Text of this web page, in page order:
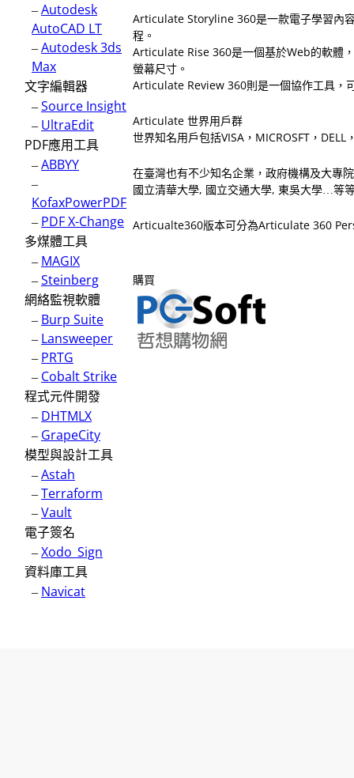
–Autodesk
AutoCAD LT
–Autodesk 3ds
Max
文字編輯器
–Source Insight
– UltraEdit
PDF應用工具
–ABBYY
–
KofaxPowerPDF
– PDF X-Change
多煤體工具
– MAGIX
–Steinberg
網絡監視軟體
– Burp Suite
– Lansweeper
– PRTG
– Cobalt Strike
程式元件開發
– DHTMLX
– GrapeCity
模型與設計工具
–Astah
–Terraform
–Vault
電子簽名
–Xodo_Sign
資料庫工具
– Navicat
Articulate Storyline 360是一款電子學習內
程。
Articulate Rise 360是一個基於Web的軟體
螢幕尺寸。
Articulate Review 360則是一個協作工具，
Articulate 世界用戶群
世界知名用戶包括VISA，MICROSFT，
在臺灣也有不少知名企業，政府機構及大專
國立清華大學, 國立交通大學, 東吳大學…等
Articualte360版本可分為Articulate 360
購買